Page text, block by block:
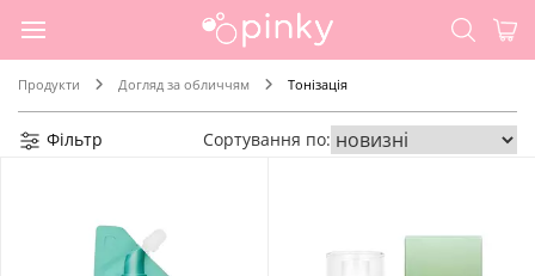
Продукти Догляд за обличчям Тонізація
Фільтр Сортування по: